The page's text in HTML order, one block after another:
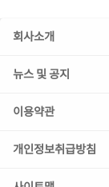
회사소개
뉴스 및 공지
이용약관
개인정보취급방침